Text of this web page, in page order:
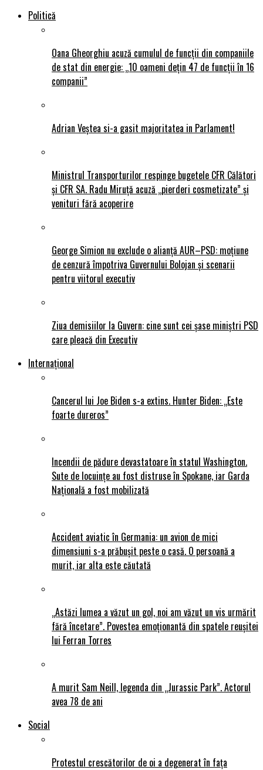
Politică
Oana Gheorghiu acuză cumulul de funcții din companiile
de stat din energie: „10 oameni dețin 47 de funcții în 16
companii”
Adrian Veștea si-a gasit majoritatea in Parlament!
Ministrul Transporturilor respinge bugetele CFR Călători
și CFR SA. Radu Miruță acuză „pierderi cosmetizate” și
venituri fără acoperire
George Simion nu exclude o alianță AUR–PSD: moțiune
de cenzură împotriva Guvernului Bolojan și scenarii
pentru viitorul executiv
Ziua demisiilor la Guvern: cine sunt cei șase miniștri PSD
care pleacă din Executiv
Internațional
Cancerul lui Joe Biden s-a extins. Hunter Biden: „Este
foarte dureros”
Incendii de pădure devastatoare în statul Washington.
Sute de locuințe au fost distruse în Spokane, iar Garda
Națională a fost mobilizată
Accident aviatic în Germania: un avion de mici
dimensiuni s-a prăbușit peste o casă. O persoană a
murit, iar alta este căutată
„Astăzi lumea a văzut un gol, noi am văzut un vis urmărit
fără încetare”. Povestea emoționantă din spatele reușitei
lui Ferran Torres
A murit Sam Neill, legenda din „Jurassic Park”. Actorul
avea 78 de ani
Social
Protestul crescătorilor de oi a degenerat în fața